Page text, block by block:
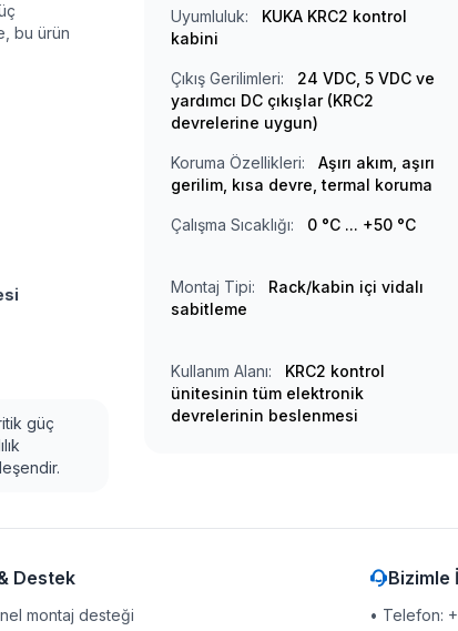
bu ürün
güç
Uyumluluk:
KUKA KRC2 kontrol
kabini
Çıkış Gerilimleri:
24 VDC, 5 VDC ve
yardımcı DC çıkışlar (KRC2
devrelerine uygun)
Koruma Özellikleri:
Aşırı akım, aşırı
gerilim, kısa devre, termal koruma
Çalışma Sıcaklığı: 0 °C ... +50 °C
Montaj Tipi:
Rack/kabin içi vidalı
sabitleme
Kullanım Alanı:
KRC2 kontrol
ünitesinin tüm elektronik
devrelerinin beslenmesi
Destek
montaj desteği
Bizimle
• Telefon: